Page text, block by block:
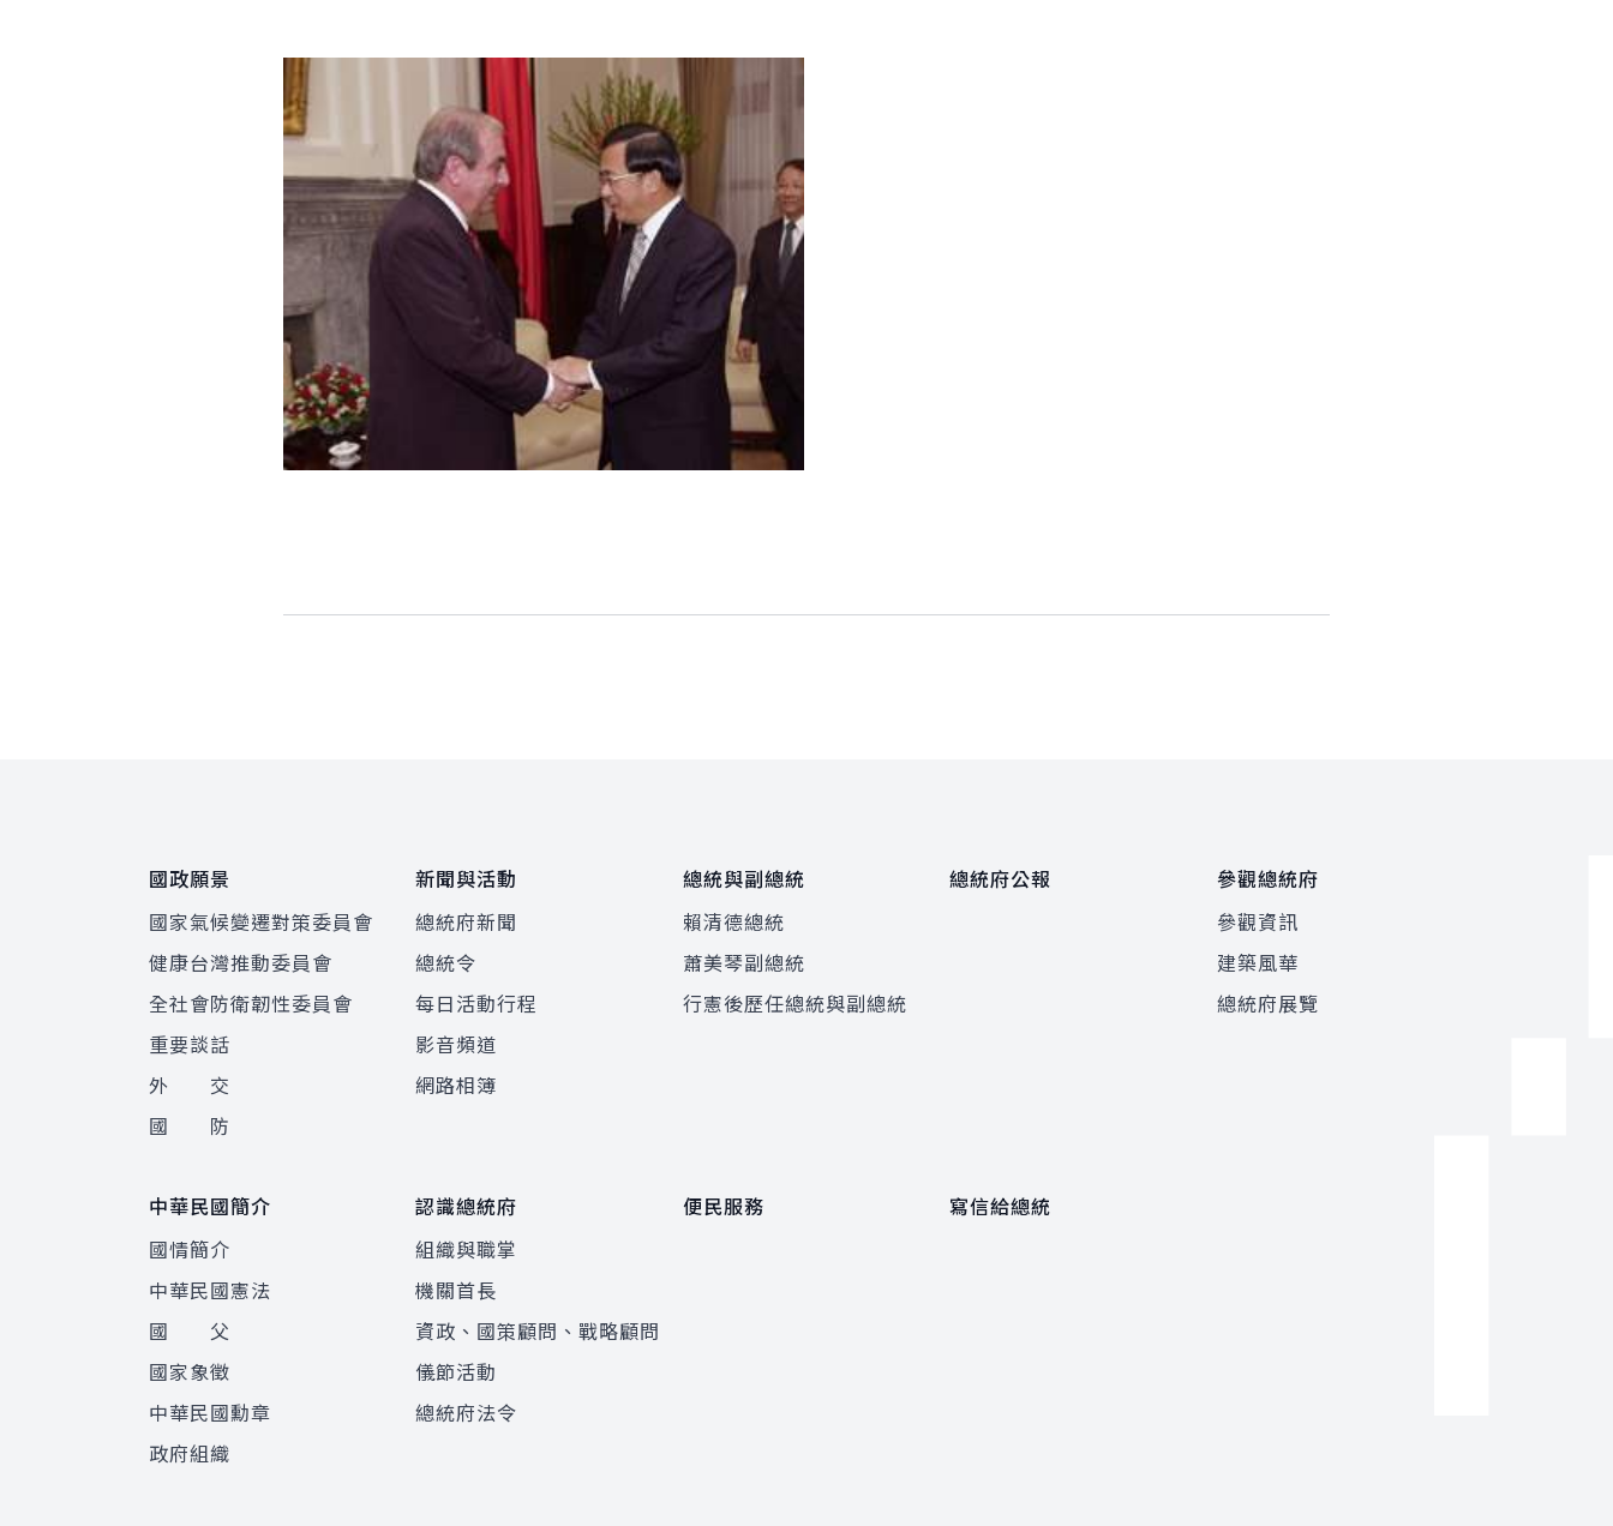
國政願景
國家氣候變遷對策委員會
健康台灣推動委員會
全社會防衛韌性委員會
重要談話
外 交
國 防
新聞與活動
總統府新聞
總統令
每日活動行程
影音頻道
網路相簿
總統與副總統
賴清德總統
蕭美琴副總統
行憲後歷任總統與副總統
總統府公報
參觀總統府
參觀資訊
建築風華
總統府展覽
中華民國簡介
國情簡介
中華民國憲法
國 父
國家象徵
中華民國勳章
政府組織
認識總統府
組織與職掌
機關首長
資政、國策顧問、戰略顧問
儀節活動
總統府法令
便民服務 寫信給總統